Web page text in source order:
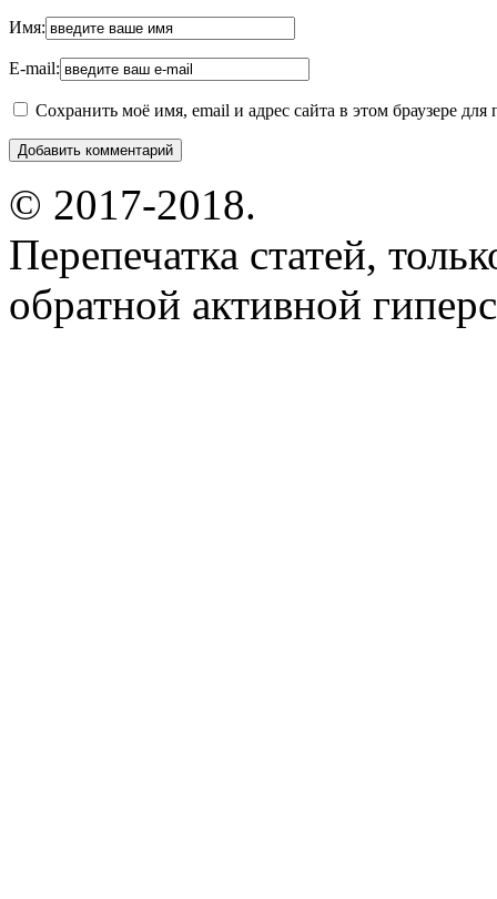
Имя:
E-mail:
Сохранить моё имя, email и адрес сайта в этом браузере
© 2017-2018.
Перепечатка статей,
обратной активной